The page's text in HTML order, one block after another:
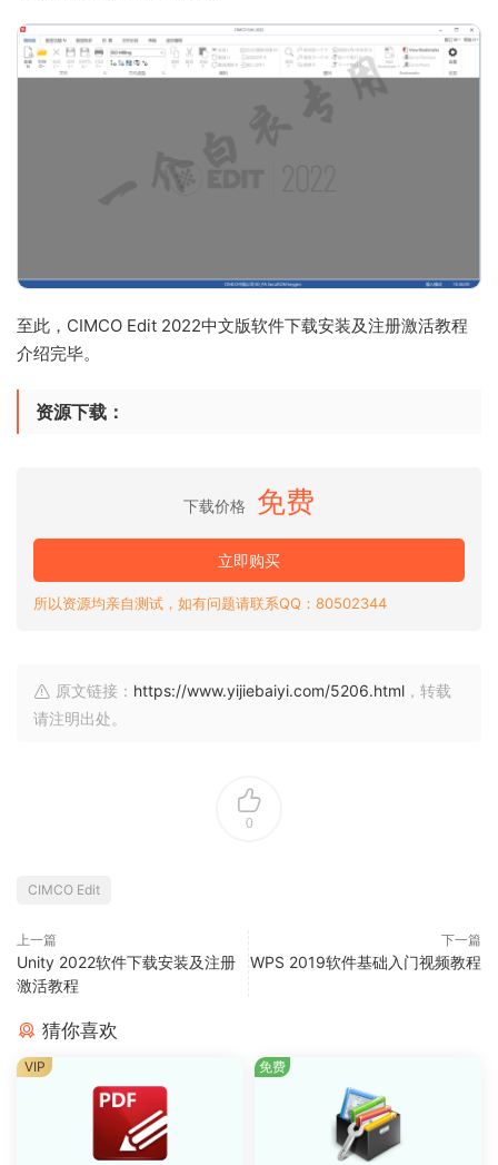
至此，CIMCO Edit 2022中文版软件下载安装及注册激活教程
介绍完毕。
资源下载：
下载价格 免费
立即购买
所以资源均亲自测试，如有问题请联系QQ：80502344
原文链接： https://www.yijiebaiyi.com/5206.html ，转载
请注明出处。
0
CIMCO Edit
上一篇
Unity 2022软件下载安装及注册
激活教程
下一篇
WPS 2019软件基础入门视频教程
猜你喜欢
VIP 免费